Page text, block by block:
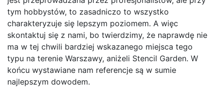
tym hobbystów, to zasadniczo to wszystko
charakteryzuje się lepszym poziomem. A więc
skontaktuj się z nami, bo twierdzimy, że naprawdę nie
ma w tej chwili bardziej wskazanego miejsca tego
typu na terenie Warszawy, aniżeli Stencil Garden. W
końcu wystawiane nam referencje są w sumie
najlepszym dowodem.